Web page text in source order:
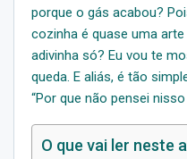
porque o gás acabou?
cozinha é quase uma
adivinha só? Eu vou te
queda. E aliás, é tão
“Por que não pensei nisso
O que vai ler neste